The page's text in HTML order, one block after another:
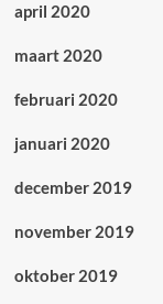
april 2020
maart 2020
februari 2020
januari 2020
december 2019
november 2019
oktober 2019